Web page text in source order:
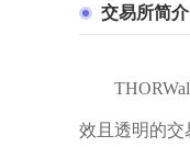
交易所简介
效且透明的交